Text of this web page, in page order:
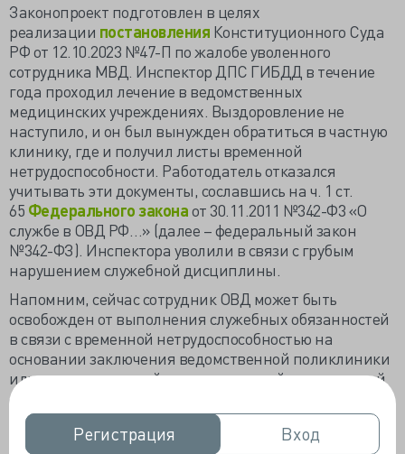
Регистрация
Регистрация Вход
Вход
Законопроект подготовлен в целях
реализации постановления Конституционного Суда
РФ от 12.10.2023 №47-П пожалобе уволенного
сотрудника МВД. Инспектор ДПС ГИБДД в течение
года проходил лечение в ведомственных
медицинских учреждениях. Выздоровление не
наступило, и он был вынужден обратиться в частную
клинику, где и получил листы временной
нетрудоспособности. Работодатель отказался
учитывать эти документы, сославшись на ч. 1 ст.
65 Федерального законаот 30.11.2011 №342-Ф3 «О
службе в ОВД РФ…» (далее – федеральный закон
№342-ФЗ). Инспектора уволили в связи с грубым
нарушением служебной дисциплины.
Напомним, сейчас сотрудник ОВД может быть
освобожден от выполнения служебных обязанностей
в связи с временной нетрудоспособностью на
основании заключения ведомственной поликлиники
или государственной, муниципальной медицинской
организации (далее по тексту – основная
медицинская организация) (ч. 1 ст. 65федерального
№342-Ф3).